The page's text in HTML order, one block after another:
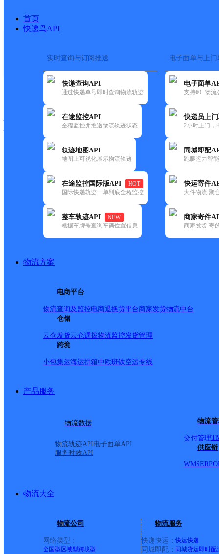
首页
快递鸟API
实时查询与订阅推送
快递查询API
通过快递单号即时查询物流轨迹
在途监控API
全程监控并推送物流轨迹状态
轨迹地图API
地图上可视化展示物流轨迹
在途监控国际版API
HOT
国际快递轨迹一单到底全程监控
整车轨迹API
NEW
根据车牌号查询车辆位置信息
电子面单与上门
电子面单
支持60+物流
快递员上
2小时上门，
同城即配
跑腿运力智
快运寄件
大件物流 聚
商家寄件
商家发货 寄
物流方案
电商平台
物流查询及监控电商退换货平台商家发货物流中台
仓储
云仓发货云仓调拨物流监控发货管理
跨境
小包集运海运拼箱中欧班铁空运专线
产品服务
物流数据
物流轨迹API电子面单API
服务时效API
物流
交付管理
供应链
WMSERP
物流大全
物流公司
网络类型：
全国型 区域型跨境型
物流服务
快递快运： 快运快递
同城即配： 同城货运即时配
快运大全 快递时效
德邦
神池县龙泉镇合作点ID4478
更新时间：2022-07-12 00:00:00
所属快递：德邦快递
所属区域：山西省-忻州市-神池县
网点地址：山西省忻州市神池县龙泉镇崞水东街91号
网点负责人：